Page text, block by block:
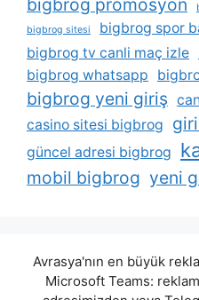
bigbrog sitesi
bigbrog spor
bigbrog tv canli maç izle
bigbrog whatsapp
bigbrog yeni giriş
casino sitesi bigbrog
güncel adresi bigbrog
mobil bigbrog yeni
Avrasya'nın en büyük
Microsoft Teams: